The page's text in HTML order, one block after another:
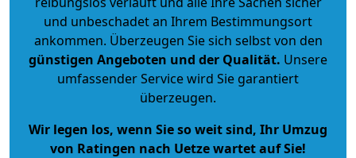
und unbeschadet an Ihrem Bestimmungsort
ankommen. Überzeugen Sie sich selbst von den
günstigen Angeboten und der Qualität. Unsere
umfassender Service wird Sie garantiert
überzeugen.
Wir legen los, wenn Sie so weit sind, Ihr Umzug
von Ratingen nach Uetze wartet auf Sie!